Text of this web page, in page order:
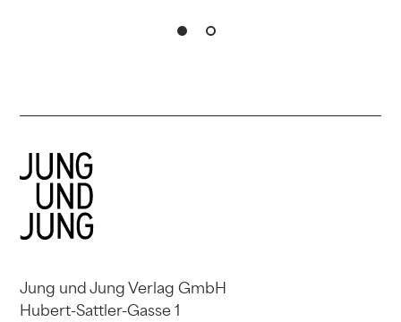
Jung und Jung Verlag GmbH
Hubert-Sattler-Gasse 1